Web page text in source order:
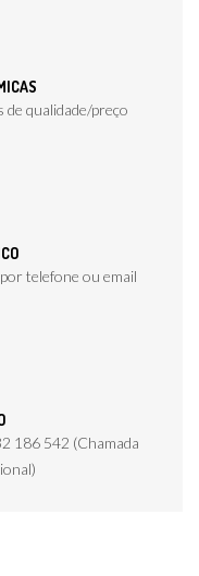
qualidade/preço
telefone ou email
186 542 (Chamada